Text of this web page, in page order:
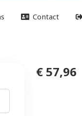
Contact
€ 57,96